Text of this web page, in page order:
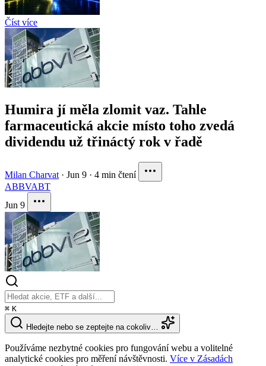
Číst více
Humira jí měla zlomit vaz. Tahle
farmaceutická akcie místo toho zvedá
dividendu už třináctý rok v řadě
Milan Charvat · Jun 9 · 4 min čtení
ABBVABT
Jun 9
⌘ K
Hledejte nebo se zeptejte na cokoliv…
Používáme nezbytné cookies pro fungování webu a volitelné
analytické cookies pro měření návštěvnosti. Více v Zásadách